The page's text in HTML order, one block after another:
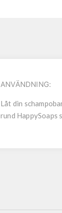
ANVÄNDNING:
Låt din
rund HappySoaps